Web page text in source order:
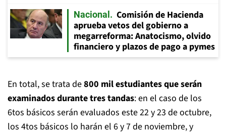
Nacional
Comisión de Hacienda
aprueba vetos del gobierno a
megarreforma: Anatocismo, olvido
financiero y plazos de pago a pymes
En total, se trata de800 mil estudiantes que serán
examinados durante tres tandas: en el caso de los
6tos básicos serán evaluados este 22 y 23 de octubre,
los 4tos básicos lo harán el 6 y 7 de noviembre, y